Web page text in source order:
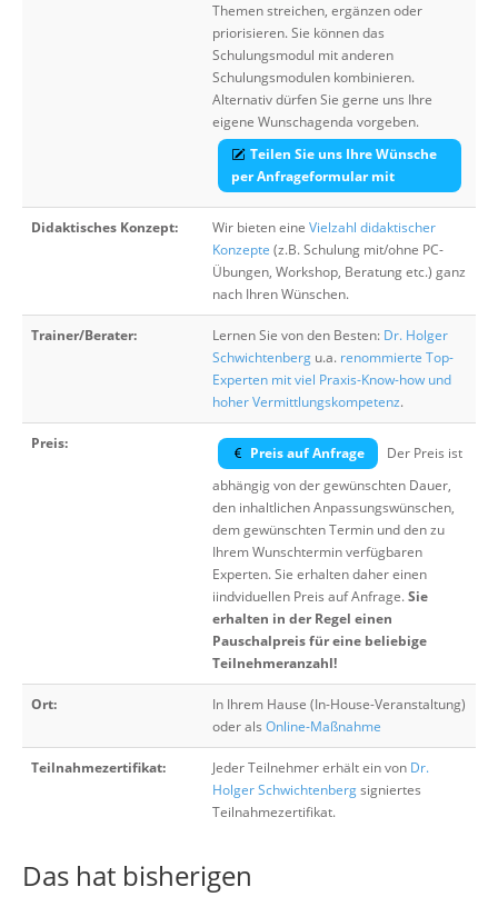
Themen streichen, ergänzen oder
priorisieren. Sie können das
Schulungsmodul mit anderen
Schulungsmodulen kombinieren.
Alternativ dürfen Sie gerne uns Ihre
eigene Wunschagenda vorgeben.
Teilen Sie uns Ihre Wünsche
per Anfrageformular mit
Didaktisches Konzept: Wir bieten eine Vielzahl didaktischer
Konzepte (z.B. Schulung mit/ohne PC-
Übungen, Workshop, Beratung etc.) ganz
nach Ihren Wünschen.
Trainer/Berater: Lernen Sie von den Besten: Dr. Holger
Schwichtenberg u.a. renommierte Top-
Experten mit viel Praxis-Know-how und
hoher Vermittlungskompetenz.
Preis:
Preis auf Anfrage
Der Preis ist
abhängig von der gewünschten Dauer,
den inhaltlichen Anpassungswünschen,
dem gewünschten Termin und den zu
Ihrem Wunschtermin verfügbaren
Experten. Sie erhalten daher einen
iindviduellen Preis auf Anfrage.Sie
erhalten in der Regel einen
Pauschalpreis für eine beliebige
Teilnehmeranzahl!
Ort:
In Ihrem Hause (In-House-Veranstaltung)
oder als Online-Maßnahme
Teilnahmezertifikat: Jeder Teilnehmer erhält ein von Dr.
Holger Schwichtenbergsigniertes
Teilnahmezertifikat.
Das hat bisherigen